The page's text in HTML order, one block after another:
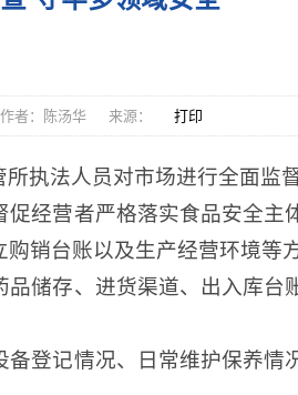
作者：陈汤华 来源： 打印
执法人员对市场进行全面监督
经营者严格落实食品安全主
销台账以及生产经营环境等
储存、进货渠道、出入库台
登记情况、日常维护保养情